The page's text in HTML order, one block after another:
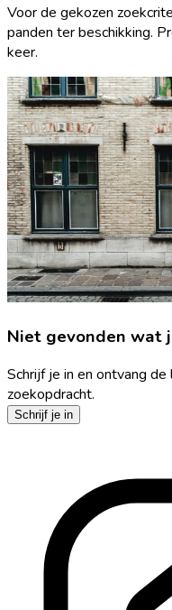
Voor de gekozen
panden ter beschikking.
keer.
Niet gevonden wat
Schrijf je in en ontvang
zoekopdracht.
Schrijf je in